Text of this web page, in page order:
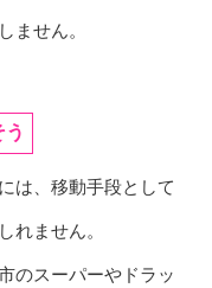
ません。
は、移動手段として
れません。
のスーパーやドラッ